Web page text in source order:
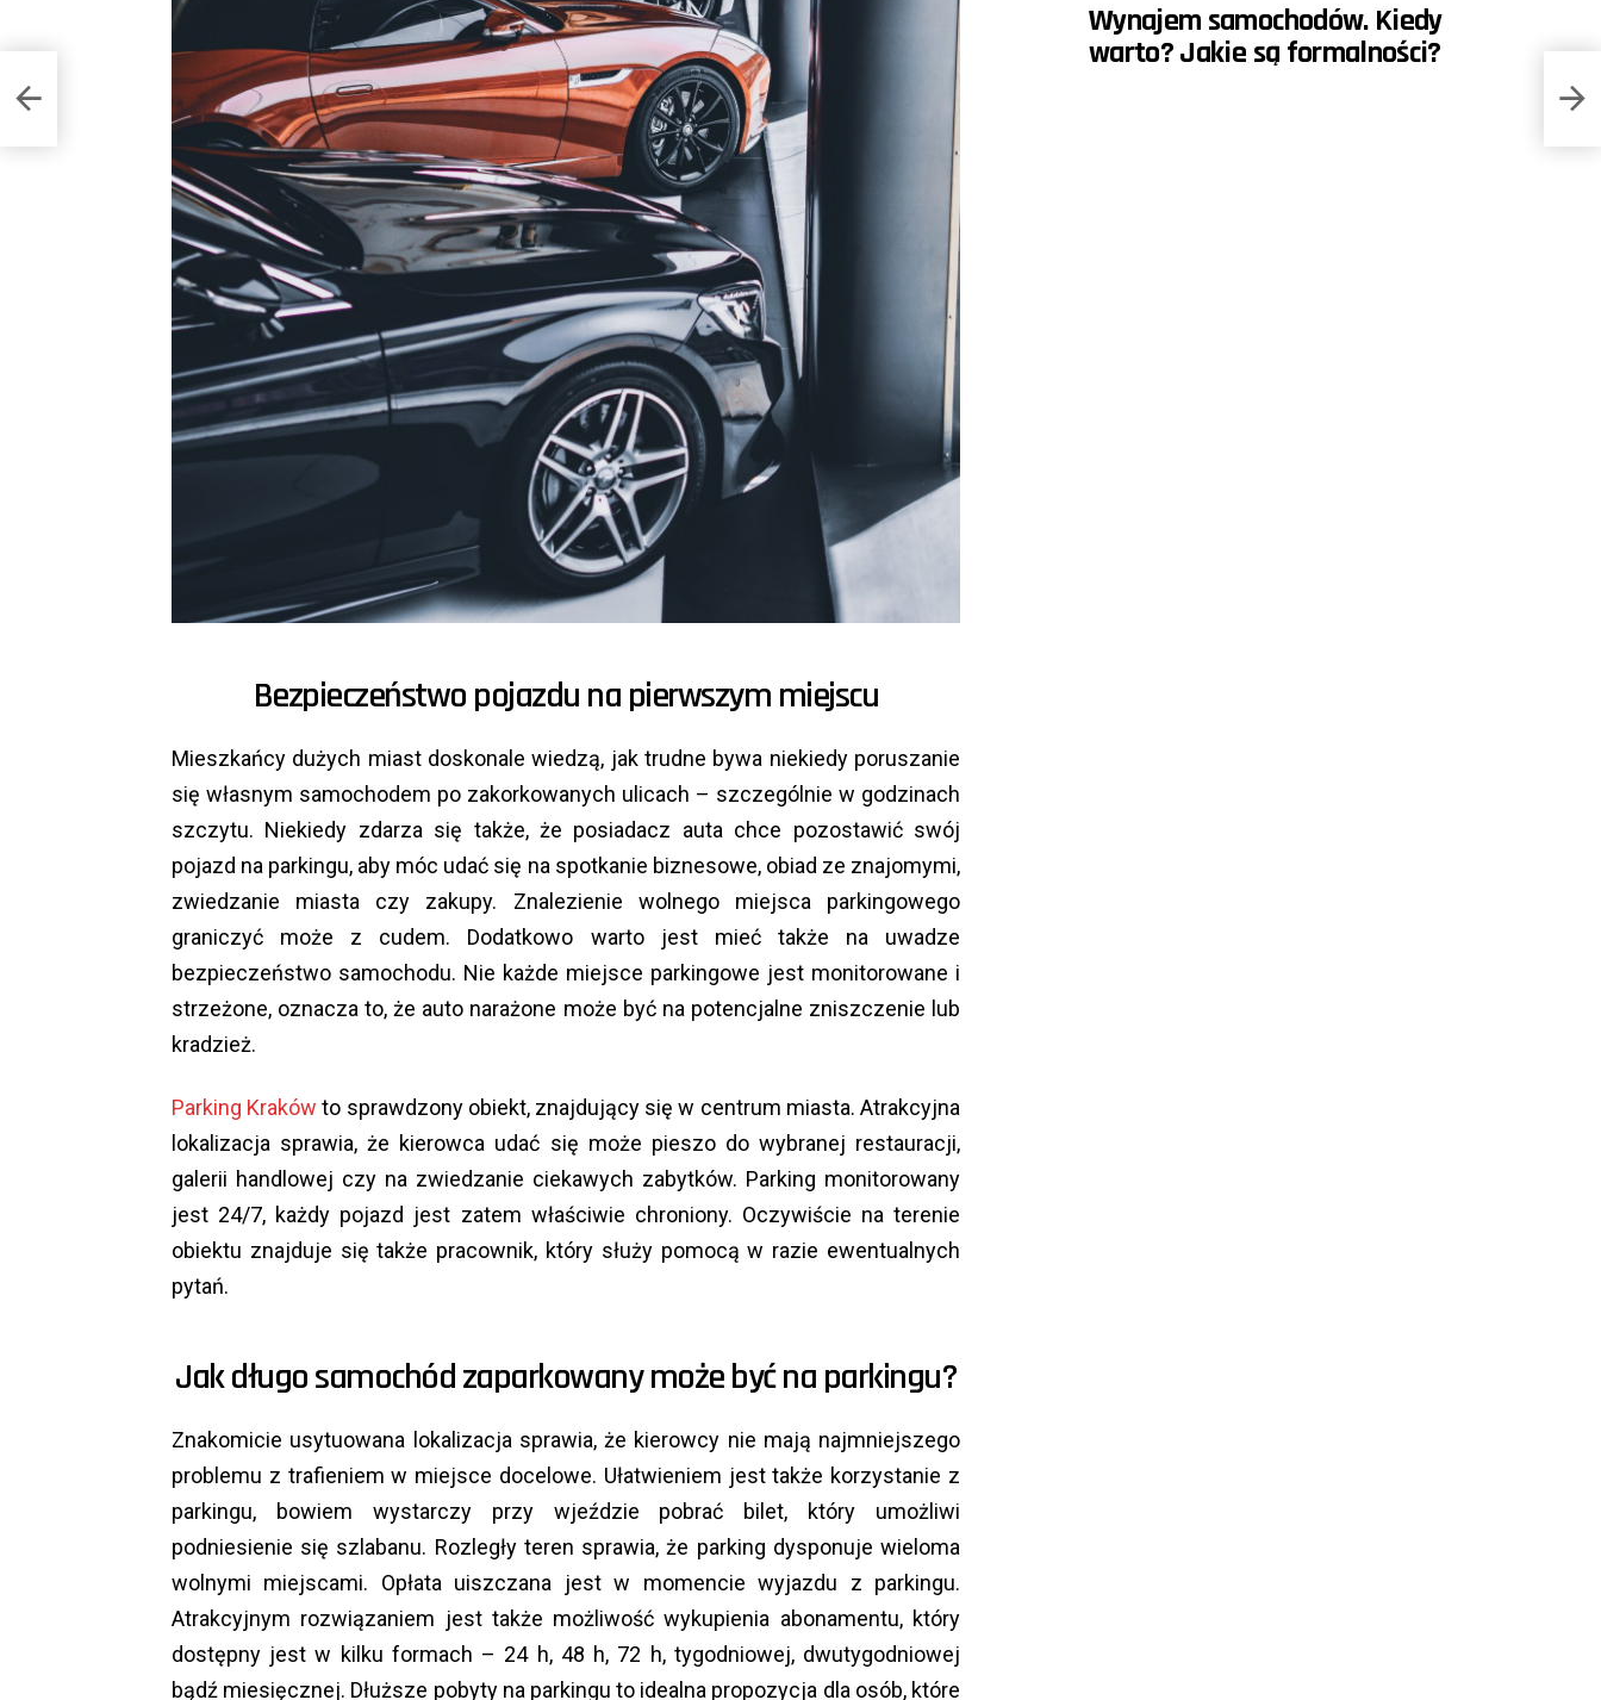
Bezpieczeństwo pojazdu na pierwszym miejscu
Mieszkańcy dużych miast doskonale wiedzą, jak trudne bywa niekiedy poruszanie
się własnym samochodem po zakorkowanych ulicach – szczególnie w godzinach
szczytu. Niekiedy zdarza się także, że posiadacz auta chce pozostawić swój
pojazd na parkingu, aby móc udać się na spotkanie biznesowe, obiad ze znajomymi,
zwiedzanie miasta czy zakupy. Znalezienie wolnego miejsca parkingowego
graniczyć może z cudem. Dodatkowo warto jest mieć także na uwadze
bezpieczeństwo samochodu. Nie każde miejsce parkingowe jest monitorowane i
strzeżone, oznacza to, że auto narażone może być na potencjalne zniszczenie lub
kradzież.
Parking Kraków to sprawdzony obiekt, znajdujący się w centrum miasta. Atrakcyjna
lokalizacja sprawia, że kierowca udać się może pieszo do wybranej restauracji,
galerii handlowej czy na zwiedzanie ciekawych zabytków. Parking monitorowany
jest 24/7, każdy pojazd jest zatem właściwie chroniony. Oczywiście na terenie
obiektu znajduje się także pracownik, który służy pomocą w razie ewentualnych
pytań.
Jak długo samochód zaparkowany może być na parkingu?
Znakomicie usytuowana lokalizacja sprawia, że kierowcy nie mają najmniejszego
problemu z trafieniem w miejsce docelowe. Ułatwieniem jest także korzystanie z
parkingu, bowiem wystarczy przy wjeździe pobrać bilet, który umożliwi
podniesienie się szlabanu. Rozległy teren sprawia, że parking dysponuje wieloma
wolnymi miejscami. Opłata uiszczana jest w momencie wyjazdu z parkingu.
Atrakcyjnym rozwiązaniem jest także możliwość wykupienia abonamentu, który
dostępny jest w kilku formach – 24 h, 48 h, 72 h, tygodniowej, dwutygodniowej
bądź miesięcznej. Dłuższe pobyty na parkingu to idealna propozycja dla osób, które
Wynajem samochodów. Kiedy
warto? Jakie są formalności?